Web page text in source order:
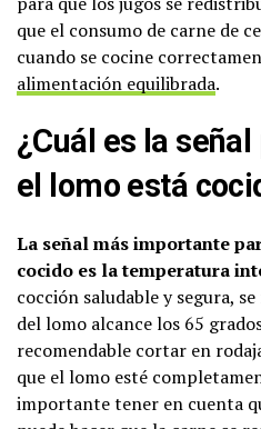
que el consumo de carne de
cuando se cocine
alimentación equilibrada.
¿Cuál es la
el lomo está
La señal más importante
cocido es la temperatura
cocción saludable y segura,
del lomo alcance los 65
recomendable cortar en
que el lomo esté
importante tener en cuenta